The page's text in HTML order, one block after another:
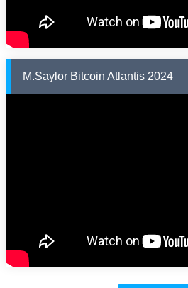
M.Saylor Bitcoin Atlantis 2024